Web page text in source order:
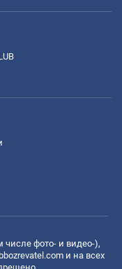
фото- и видео-),
и на всех